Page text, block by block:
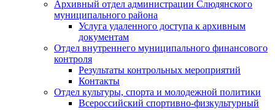
Архивный отдел администрации Слюдянского
муниципального района
Услуга удаленного доступа к архивным
документам
Отдел внутреннего муниципального финансового
контроля
Результаты контрольных мероприятий
Контакты
Отдел культуры, спорта и молодежной политики
Всероссийский спортивно-физкультурный